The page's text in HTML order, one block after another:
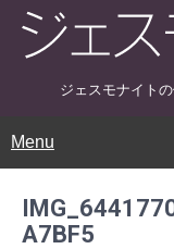
ジェスモナイト
Menu
A7BF5